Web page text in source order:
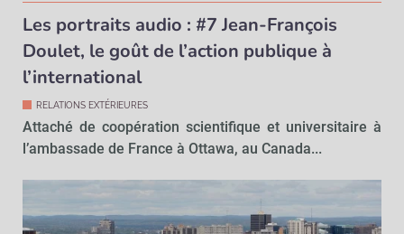
Les portraits audio : #7 Jean-François
Doulet, le goût de l’action publique à
l’international
RELATIONS EXTÉRIEURES
Attaché de coopération scientifique et universitaire à
l’ambassade de France à Ottawa, au Canada...